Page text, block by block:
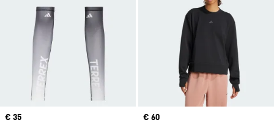
Prix
€ 35
Prix
€ 60